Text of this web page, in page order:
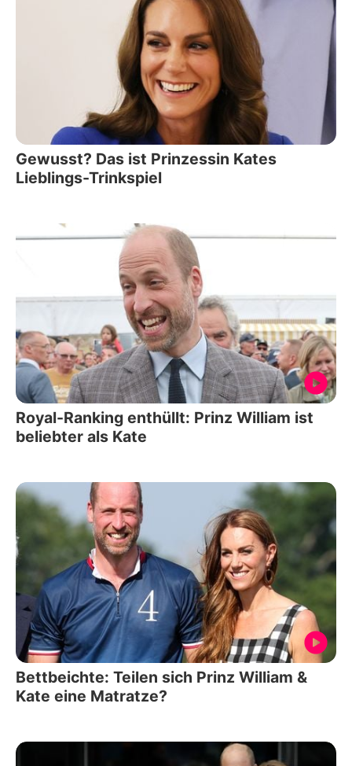
Gewusst? Das ist Prinzessin Kates
Lieblings-Trinkspiel
Royal-Ranking enthüllt: Prinz William ist
beliebter als Kate
Bettbeichte: Teilen sich Prinz William &
Kate eine Matratze?